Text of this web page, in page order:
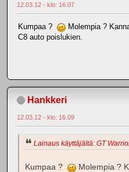
12.03.12 - klo: 16.07
Kumpaa ?
Molempia ?
C8 auto poislukien.
Hankkeri
12.03.12 - klo: 16.09
Lainaus käyttäjältä: GT
Kumpaa ?
Molempia ?